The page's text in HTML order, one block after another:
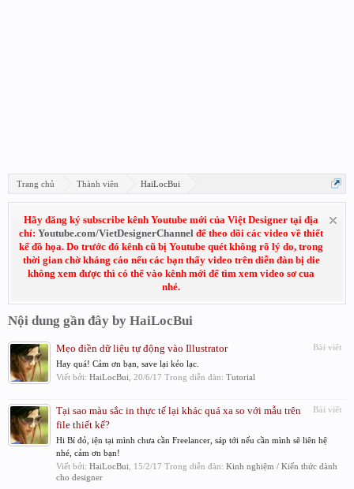
Trang chủ Thành viên HaiLocBui
Hãy đăng ký subscribe kênh Youtube mới của Việt Designer tại địa
chỉ: Youtube.com/VietDesignerChannel để theo dõi các video về thiết
kế đồ họa. Do trước đó kênh cũ bị Youtube quét không rõ lý do, trong
thời gian chờ kháng cáo nếu các bạn thấy video trên diễn đàn bị die
không xem được thì có thể vào kênh mới để tìm xem video sơ cua
nhé.
Nội dung gần đây by HaiLocBui
Bài viết
Mẹo điền dữ liệu tự động vào Illustrator
Hay quá! Cảm ơn bạn, save lại kẻo lạc.
Viết bởi: HaiLocBui 20/6/17 Trong diễn đàn: Tutorial
Bài viết
Tại sao màu sắc in thực tế lại khác quá xa so với mẫu trên
file thiết kế?
Hi Bí đỏ, iện tại mình chưa cần Freelancer, sáp tới nếu cần mình sẽ liên hệ
nhé, cảm ơn bạn!
Viết bởi: HaiLocBui 15/2/17 Trong diễn đàn: Kinh nghiệm / Kiến thức dành
cho designer